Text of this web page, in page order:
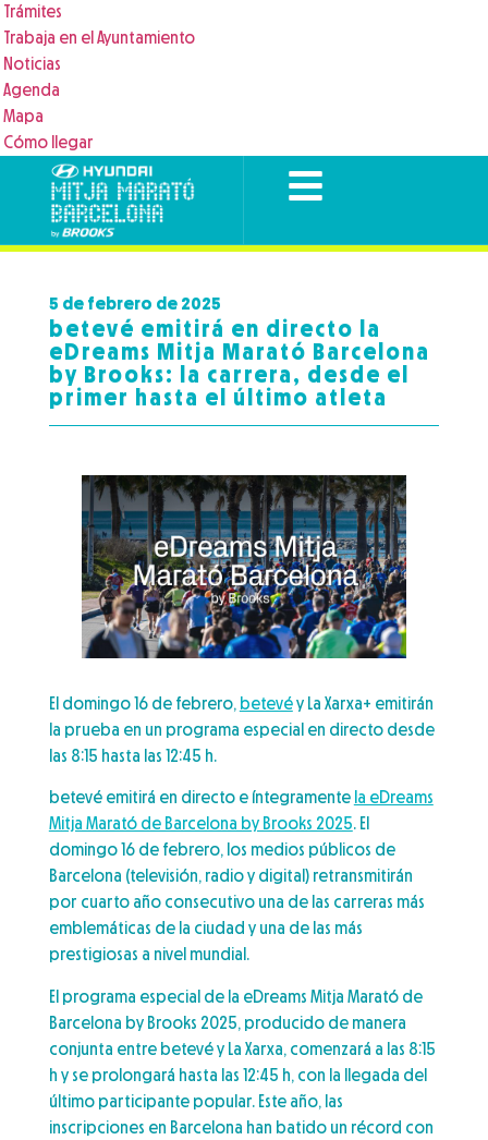
Trámites
Trabaja en el Ayuntamiento
Noticias
Agenda
Mapa
Cómo llegar
5 de febrero de 2025
betevé emitirá en directo la
eDreams Mitja Marató Barcelona
by Brooks: la carrera, desde el
primer hasta el último atleta
El domingo 16 de febrero, betevéy La Xarxa+ emitirán
la prueba en un programa especial en directo desde
las 8:15 hasta las 12:45 h.
betevé emitirá en directo e íntegramente la eDreams
Mitja Marató de Barcelona by Brooks 2025. El
domingo 16 de febrero, los medios públicos de
Barcelona (televisión, radio y digital) retransmitirán
por cuarto año consecutivo una de las carreras más
emblemáticas de la ciudad y una de las más
prestigiosas a nivel mundial.
El programa especial de la eDreams Mitja Marató de
Barcelona by Brooks 2025, producido de manera
conjunta entre betevé y La Xarxa, comenzará a las 8:15
h y se prolongará hasta las 12:45 h, con la llegada del
último participante popular. Este año, las
inscripciones en Barcelona han batido un récord con